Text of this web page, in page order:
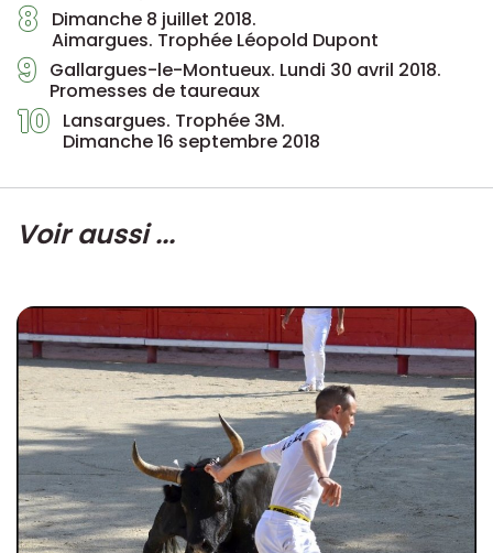
8
Dimanche 8 juillet 2018.
Aimargues. Trophée Léopold Dupont
9 Gallargues-le-Montueux. Lundi 30 avril 2018.
Promesses de taureaux
10 Lansargues. Trophée 3M.
Dimanche 16 septembre 2018
Voir aussi ...